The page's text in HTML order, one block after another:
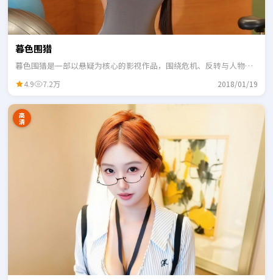
暮色围猎
暮色围猎是一部以悬疑为核心的影视作品，围绕危机、反转与人物成
4.9 7.2万 2018/01/19
高
清